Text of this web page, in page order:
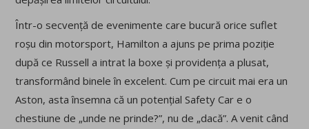
Într-o secvență de evenimente care bucură orice suflet
roșu din motorsport, Hamilton a ajuns pe prima poziție
după ce Russell a intrat la boxe și providența a plusat,
transformând binele în excelent. Cum pe circuit mai era un
Aston, asta însemna că un potențial Safety Car e o
chestiune de „unde ne prinde?”, nu de „dacă”. A venit când